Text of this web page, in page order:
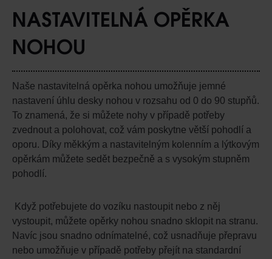
NASTAVITELNÁ OPĚRKA
NOHOU
Naše nastavitelná opěrka nohou umožňuje jemné
nastavení úhlu desky nohou v rozsahu od 0 do 90 stupňů.
To znamená, že si můžete nohy v případě potřeby
zvednout a polohovat, což vám poskytne větší pohodlí a
oporu. Díky měkkým a nastavitelným kolenním a lýtkovým
opěrkám můžete sedět bezpečně a s vysokým stupněm
pohodlí.
Když potřebujete do vozíku nastoupit nebo z něj
vystoupit, můžete opěrky nohou snadno sklopit na stranu.
Navíc jsou snadno odnímatelné, což usnadňuje přepravu
nebo umožňuje v případě potřeby přejít na standardní